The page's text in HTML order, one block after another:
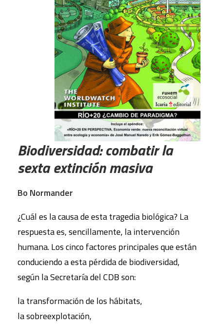
Biodiversidad: combatir la
sexta extinción masiva
Bo Normander
¿Cuál es la causa de esta tragedia biológica? La
respuesta es, sencillamente, la intervención
humana. Los cinco factores principales que están
conduciendo a esta pérdida de biodiversidad,
según la Secretaría del CDB son:
la transformación de los hábitats,
la sobreexplotación,